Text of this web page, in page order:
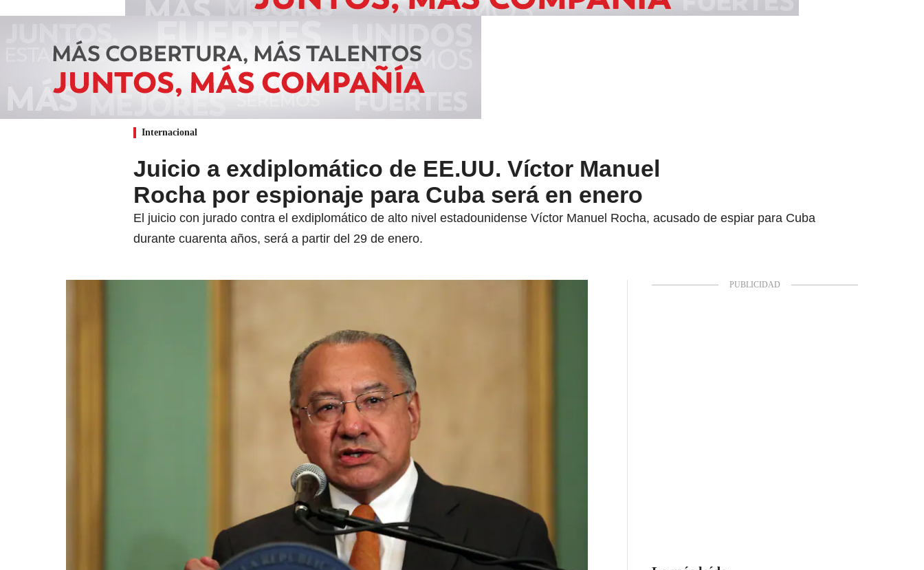
Internacional
Juicio a exdiplomático de EE.UU. Víctor Manuel
Rocha por espionaje para Cuba será en enero
El juicio con jurado contra el exdiplomático de alto nivel estadounidense Víctor Manuel Rocha, acusado de espiar para Cuba
durante cuarenta años, será a partir del 29 de enero.